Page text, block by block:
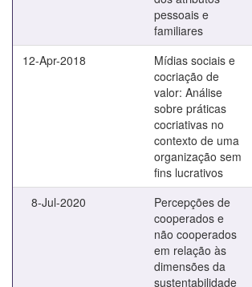
pessoais e
familiares
12-Apr-2018
Mídias sociais e
cocriação de
valor: Análise
sobre práticas
cocriativas no
contexto de uma
organização sem
fins lucrativos
8-Jul-2020
Percepções de
cooperados e
não cooperados
em relação às
dimensões da
sustentabilidade